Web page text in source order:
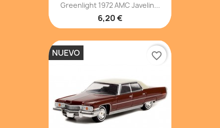
Greenlight 1972 AMC Javelin...
6,20 €
NUEVO favorite_border